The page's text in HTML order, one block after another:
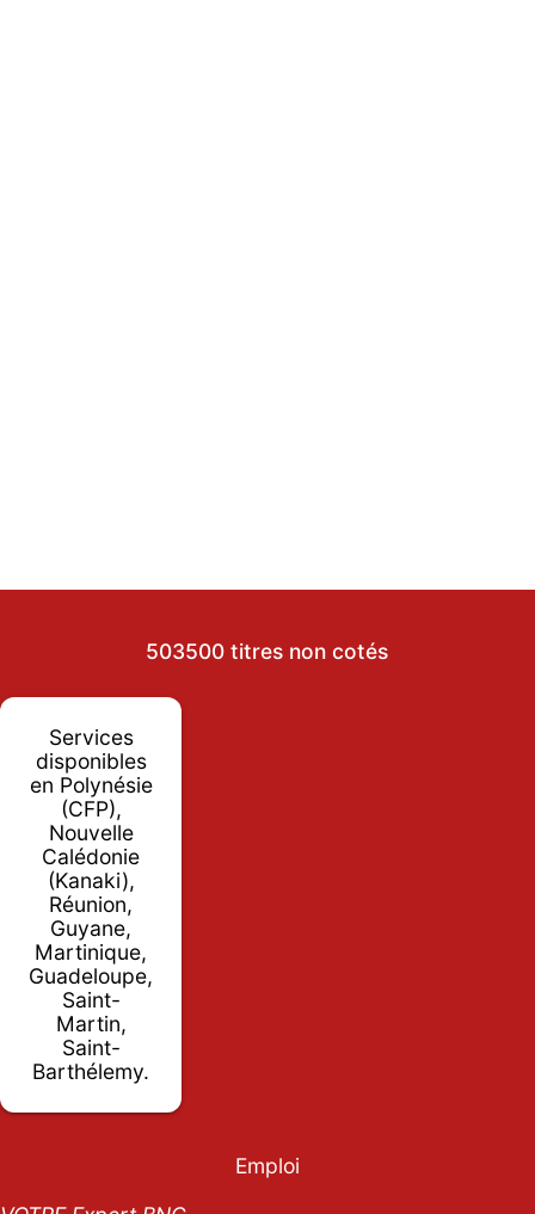
503500 titres non cotés
Services
disponibles
en Polynésie
(CFP),
Nouvelle
Calédonie
(Kanaki),
Réunion,
Guyane,
Martinique,
Guadeloupe,
Saint-
Martin,
Saint-
Barthélemy.
Emploi